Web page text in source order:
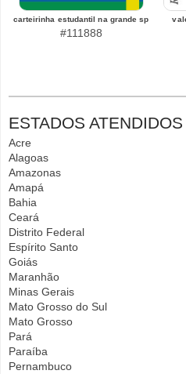
carteirinha estudantil na grande sp
#111888
ESTADOS
Acre
Alagoas
Amazonas
Amapá
Bahia
Ceará
Distrito Federal
Espírito Santo
Goiás
Maranhão
Minas Gerais
Mato Grosso do Sul
Mato Grosso
Pará
Paraíba
Pernambuco